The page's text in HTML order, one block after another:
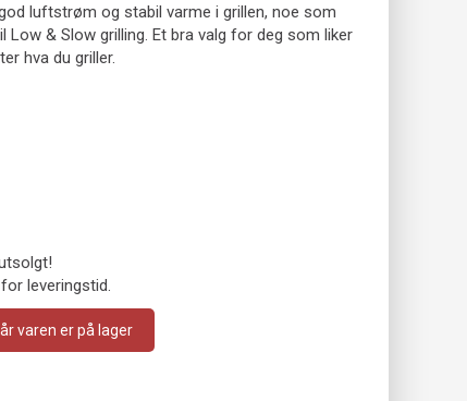
luftstrøm og stabil varme i grillen, noe som
Low & Slow grilling. Et bra valg for deg som liker
hva du griller.
leveringstid.
varen er på lager